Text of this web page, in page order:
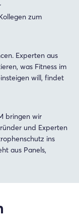
zum
Experten aus
was Fitness im
will, findet
bringen wir
und Experten
ins
aus Panels,